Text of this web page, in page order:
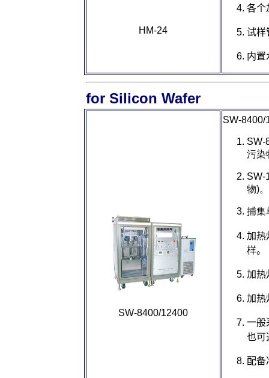
HM-24
各个
试样
内置
for Silicon Wafer
SW-8400/12400
SW-
SW-
污染
SW-
物)。
捕集
加热
样。
加热
加热
一般
也可
配备